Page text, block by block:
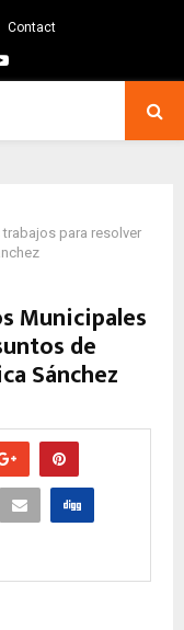
Contact
Youtube
para resolver
Municipales
de
Sánchez